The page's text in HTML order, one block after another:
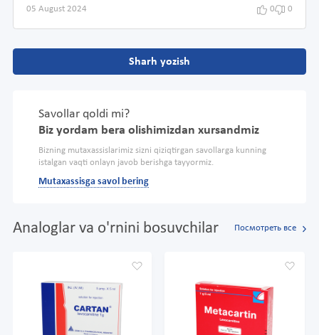
05 August 2024 0 0
Sharh yozish
Savollar qoldi mi?
Biz yordam bera olishimizdan xursandmiz
Bizning mutaxassislarimiz sizni qiziqtirgan savollarga kunning
istalgan vaqti onlayn javob berishga tayyormiz.
Mutaxassisga savol bering
Analoglar va o'rnini bosuvchilar Посмотреть все